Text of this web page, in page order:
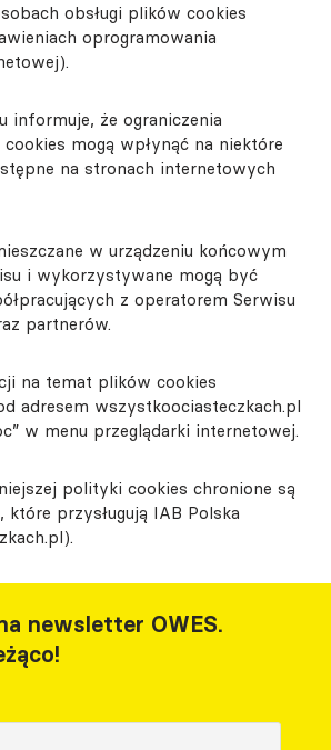
obsługi plików cookies
oprogramowania
informuje, że ograniczenia
mogą wpłynąć na niektóre
na stronach internetowych
w urządzeniu końcowym
i wykorzystywane mogą być
z operatorem Serwisu
partnerów.
na temat plików cookies
adresem wszystkoociasteczkach.pl
w menu przeglądarki internetowej.
polityki cookies chronione są
przysługują IAB Polska
newsletter OWES.